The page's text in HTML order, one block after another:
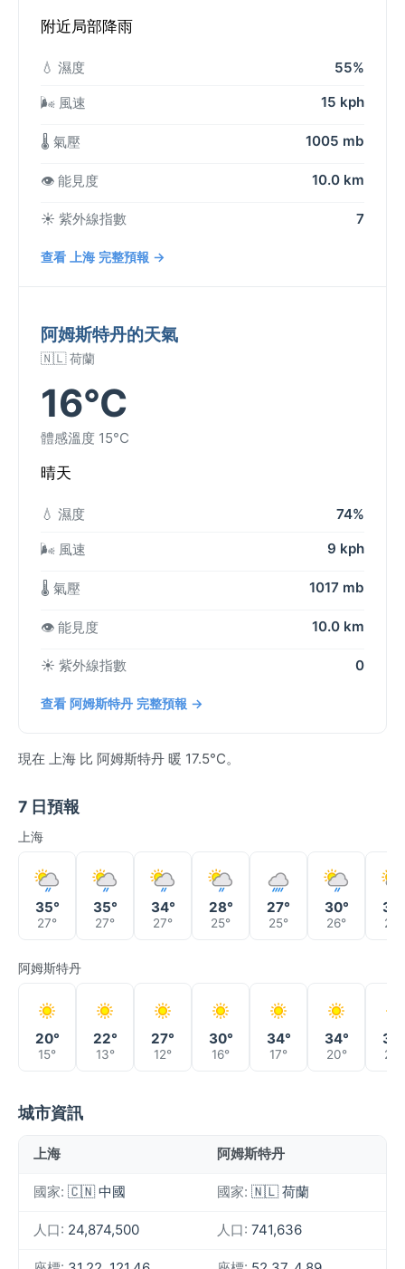
附近局部降雨
💧 濕度 55%
🌬️ 風速 15 kph
🌡️ 氣壓 1005 mb
👁️ 能見度 10.0 km
☀️ 紫外線指數 7
查看 上海 完整預報 →
阿姆斯特丹的天氣
🇳🇱 荷蘭
16°C
體感溫度 15°C
晴天
💧 濕度 74%
🌬️ 風速 9 kph
🌡️ 氣壓 1017 mb
👁️ 能見度 10.0 km
☀️ 紫外線指數 0
查看 阿姆斯特丹 完整預報 →
現在 上海 比 阿姆斯特丹 暖 17.5°C。
7 日預報
上海
35°
27°
35°
27°
34°
27°
28°
25°
27°
25°
30°
26° 25°
阿姆斯特丹
20°
15°
22°
13°
27°
12°
30°
16°
34°
17°
34°
20° 20°
城市資訊
上海 阿姆斯特丹
國家: 🇨🇳 中國 國家: 🇳🇱 荷蘭
人口: 24,874,500 人口: 741,636